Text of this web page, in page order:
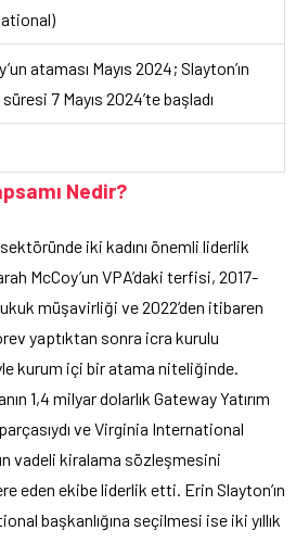
ataması Mayıs 2024; Slayton’ın
7 Mayıs 2024’te başladı
Nedir?
iki kadını önemli liderlik
McCoy’un VPA’daki terfisi, 2017-
müşavirliği ve 2022’den itibaren
yaptıktan sonra icra kurulu
kurum içi bir atama niteliğinde.
1,4 milyar dolarlık Gateway Yatırım
parçasıydı ve Virginia International
vadeli kiralama sözleşmesini
eden ekibe liderlik etti. Erin Slayton’ın
başkanlığına seçilmesi ise iki yıllık